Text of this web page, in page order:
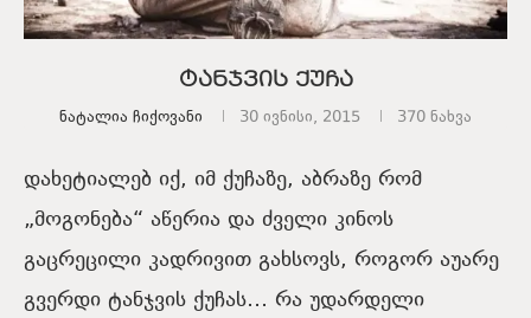
ტანჯვის ქუჩა
Ნატალია Ჩიქოვანი 30 ივნისი, 2015 370 ნახვა
დახეტიალებ იქ, იმ ქუჩაზე, აბრაზე რომ
„მოგონება“ აწერია და ძველი კინოს
გაცრეცილი კადრივით გახსოვს, როგორ აუარე
გვერდი ტანჯვის ქუჩას… რა უდარდელი